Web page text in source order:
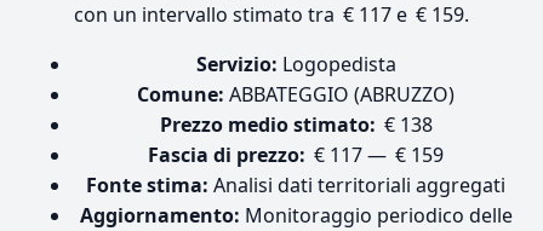
con un intervallo stimato tra € 117 e € 159.
Servizio: Logopedista
Comune: ABBATEGGIO (ABRUZZO)
Prezzo medio stimato: € 138
Fascia di prezzo: € 117 — € 159
Fonte stima: Analisi dati territoriali aggregati
Aggiornamento: Monitoraggio periodico delle